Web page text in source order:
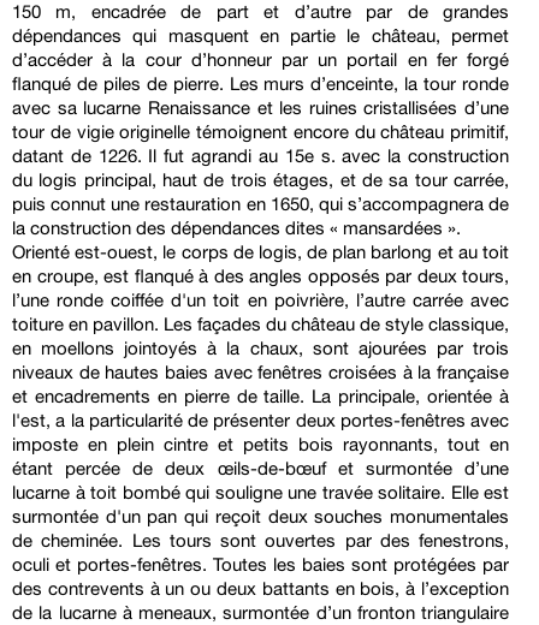
150 m, encadrée de part et d’autre par de grandes
dépendances qui masquent en partie le château, permet
d’accéder à la cour d’honneur par un portail en fer forgé
flanqué de piles de pierre. Les murs d’enceinte, la tour ronde
avec sa lucarne Renaissance et les ruines cristallisées d’une
tour de vigie originelle témoignent encore du château primitif,
datant de 1226. Il fut agrandi au 15e s. avec la construction
du logis principal, haut de trois étages, et de sa tour carrée,
puis connut une restauration en 1650, qui s’accompagnera de
la construction des dépendances dites « mansardées ».
Orienté est-ouest, le corps de logis, de plan barlong et au toit
en croupe, est flanqué à des angles opposés par deux tours,
l’une ronde coiffée d'un toit en poivrière, l’autre carrée avec
toiture en pavillon. Les façades du château de style classique,
en moellons jointoyés à la chaux, sont ajourées par trois
niveaux de hautes baies avec fenêtres croisées à la française
et encadrements en pierre de taille. La principale, orientée à
l'est, a la particularité de présenter deux portes-fenêtres avec
imposte en plein cintre et petits bois rayonnants, tout en
étant percée de deux œils-de-bœuf et surmontée d’une
lucarne à toit bombé qui souligne une travée solitaire. Elle est
surmontée d'un pan qui reçoit deux souches monumentales
de cheminée. Les tours sont ouvertes par des fenestrons,
oculi et portes-fenêtres. Toutes les baies sont protégées par
des contrevents à un ou deux battants en bois, à l’exception
de la lucarne à meneaux, surmontée d’un fronton triangulaire